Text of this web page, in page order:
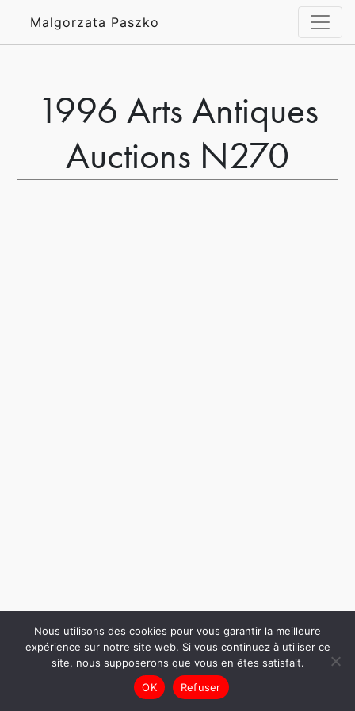
Malgorzata Paszko
1996 Arts Antiques
Auctions N270
Nous utilisons des cookies pour vous garantir la meilleure
expérience sur notre site web. Si vous continuez à utiliser ce
site, nous supposerons que vous en êtes satisfait.
OK
Refuser